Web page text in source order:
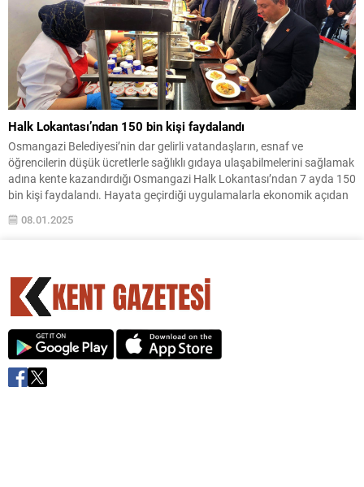
Halk Lokantası’ndan 150 bin kişi faydalandı
Osmangazi Belediyesi’nin dar gelirli vatandaşların, esnaf ve
öğrencilerin düşük ücretlerle sağlıklı gıdaya ulaşabilmelerini sağlamak
adına kente kazandırdığı Osmangazi Halk Lokantası’ndan 7 ayda 150
bin kişi faydalandı. Hayata geçirdiği uygulamalarla ekonomik açıdan
Belediyesi, geçtiğimiz yıl Haziran ayında hizmete açtığı Halk Lokantası
08.01.2025